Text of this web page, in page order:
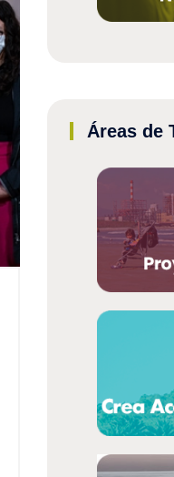
Áreas de